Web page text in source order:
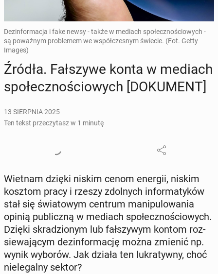
Dezinformacja i fake newsy - także w mediach społecznościowych -
są poważnym problemem we współczesnym świecie. (Fot. Getty
Images)
Źródła. Fał­szy­we konta w mediach
spo­łecz­no­ścio­wych [DO­KU­MENT]
13 SIERPNIA 2025
Ten tekst przeczytasz w 1 minutę
Wietnam dzięki niskim cenom energii, niskim
kosztom pracy i rzeszy zdol­nych in­for­ma­ty­ków
stał się świa­to­wym centrum ma­ni­pu­lo­wa­nia
opinią pu­blicz­ną w mediach spo­łecz­no­ścio­wych.
Dzięki skra­dzio­nym lub fał­szy­wym kontom roz­
sie­wa­ją­cym dez­in­for­ma­cję można zmienić np.
wynik wyborów. Jak działa ten lu­kra­tyw­ny, choć
nie­le­gal­ny sektor?